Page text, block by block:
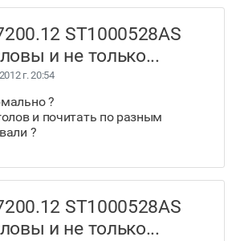
ST1000528AS
и не только...
г. 20:54
?
и почитать по разным
?
ST1000528AS
и не только...